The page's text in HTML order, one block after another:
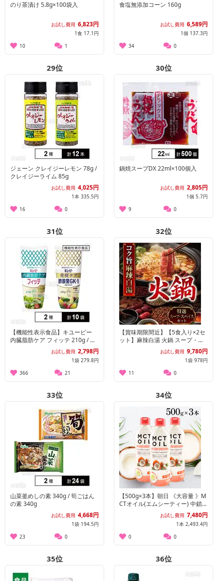
のり茶漬け 5.8g×100袋入
お試し費用 6,823円
1食 17.1円
10
1
食塩無添加コーン 160g
お試し費用 6,589円
1個 137.3円
34
0
29位
ジェーン クレイジーレモン 78g /
クレイジーライム 85g
お試し費用 4,025円
1本 335.5円
16
0
30位
鍋焼スープDX 22ml×100個入
お試し費用 2,805円
1個 5.7円
9
0
31位
【機能性表示食品】キユーピー
内臓脂肪ケア フィッテ 210g / 免
疫ケア 酢酸菌GK－1マヨネーズタ
お試し費用 2,798円
1袋 279.8円
366
21
32位
【賞味期限間近】【5食入り×2セ
ット】麻辣白湯 火鍋 スープ・ス
パイスセット【お得なセット】
お試し費用 9,780円
1袋 978円
11
0
33位
山菜釜めしの素 340g / 筍ごはん
の素 340g
お試し費用 4,668円
1袋 194.5円
23
0
34位
【500g×3本】朝日 《大容量 》M
CTオイル(エムシーティー) 中鎖脂
お試し費用 7,480円
1本 2,493.4円
0
0
35位 36位